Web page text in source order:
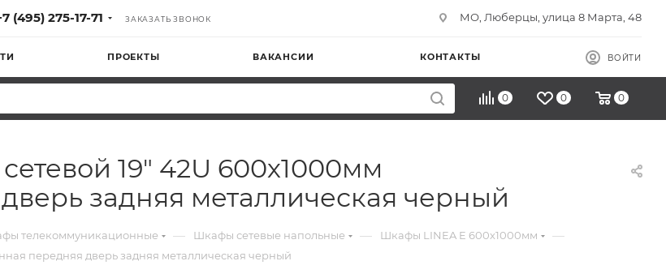
(495) 275-17-71 ЗАКАЗАТЬ ЗВОНОК МО, Люберцы, улица 8 Марта, 48
ПРОЕКТЫ ВАКАНСИИ КОНТАКТЫ ВОЙТИ
0 0 0
19" 42U 600х1000мм
задняя металлическая черный
телекоммуникационные — Шкафы сетевые напольные — Шкафы LINEA E 600х1000мм —
передняя дверь задняя металлическая черный